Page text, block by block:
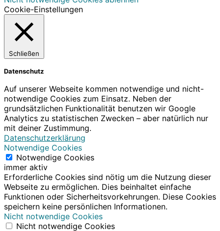
Cookie-Einstellungen
Schließen
Datenschutz
Auf unserer Webseite kommen notwendige und nicht-
notwendige Cookies zum Einsatz. Neben der
grundsätzlichen Funktionalität benutzen wir Google
Analytics zu statistischen Zwecken – aber natürlich nur
mit deiner Zustimmung.
Datenschutzerklärung
Notwendige Cookies
Notwendige Cookies
immer aktiv
Erforderliche Cookies sind nötig um die Nutzung dieser
Webseite zu ermöglichen. Dies beinhaltet einfache
Funktionen oder Sicherheitsvorkehrungen. Diese Cookies
speichern keine persönlichen Informationen.
Nicht notwendige Cookies
Nicht notwendige Cookies